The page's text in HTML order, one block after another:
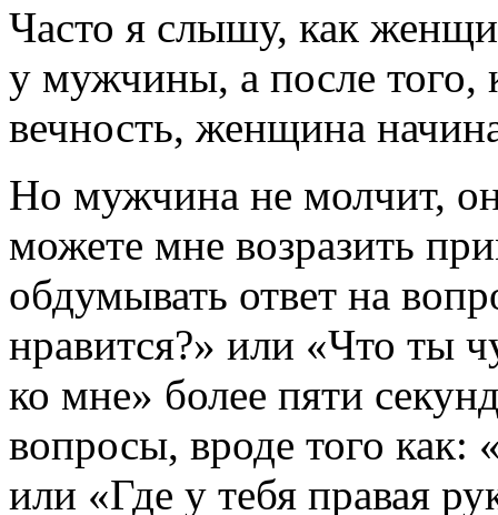
Часто я слышу, как
у мужчины, а после
вечность, женщина
Но мужчина не молчит,
можете мне возразить
обдумывать ответ на
нравится?» или «Что ты
ко мне» более пяти
вопросы, вроде того как:
или «Где у тебя правая